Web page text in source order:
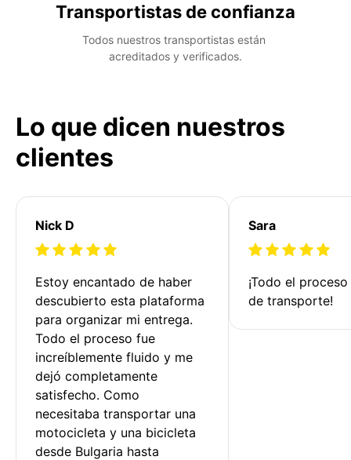
Transportistas de confianza
Todos nuestros transportistas están
acreditados y verificados.
Lo que dicen nuestros
clientes
Nick D
Estoy encantado de haber
descubierto esta plataforma
para organizar mi entrega.
Todo el proceso fue
increíblemente fluido y me
dejó completamente
satisfecho. Como
necesitaba transportar una
motocicleta y una bicicleta
desde Bulgaria hasta
Sara
¡Todo el
de transporte!